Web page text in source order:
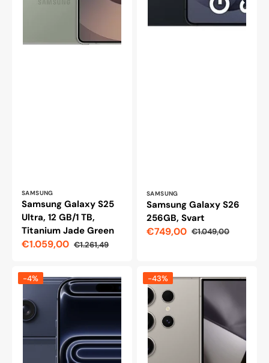
Leverantör:
SAMSUNG
Samsung Galaxy S25
Ultra, 12 GB/1 TB,
Titanium Jade Green
Reapris
€1.059,00
Ordinarie
€1.261,49
Leverantör:
SAMSUNG
Samsung Galaxy S26
256GB, Svart
Reapris
€749,00
Ordinarie
€1.049,00
Apple
iPhone
Pro
Max
djupblå
-4%
Samsung
Galaxy
S24
Ultra
256
Titanium
-43%